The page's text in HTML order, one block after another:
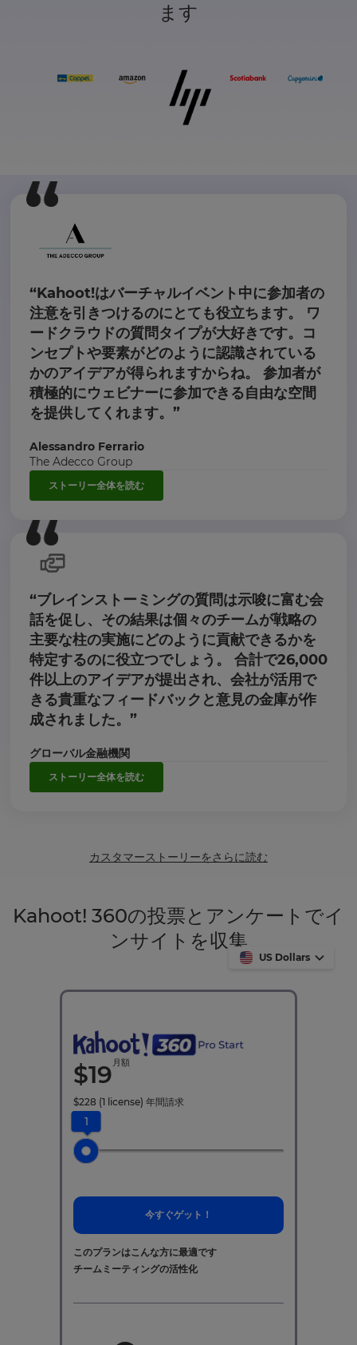
ます
“Kahoot!はバーチャルイベント中に参加者の
注意を引きつけるのにとても役立ちます。 ワ
ードクラウドの質問タイプが大好きです。コ
ンセプトや要素がどのように認識されている
かのアイデアが得られますからね。 参加者が
積極的にウェビナーに参加できる自由な空間
を提供してくれます。”
Alessandro Ferrario
The Adecco Group
ストーリー全体を読む
“ブレインストーミングの質問は示唆に富む会
話を促し、その結果は個々のチームが戦略の
主要な柱の実施にどのように貢献できるかを
特定するのに役立つでしょう。 合計で26,000
件以上のアイデアが提出され、会社が活用で
きる貴重なフィードバックと意見の金庫が作
成されました。”
グローバル金融機関
ストーリー全体を読む
カスタマーストーリーをさらに読む
Kahoot! 360の投票とアンケートでイ
ンサイトを収集
US Dollars
$19 月額
$228 (1 license) 年間請求
1
今すぐゲット！
このプランはこんな方に最適です
チームミーティングの活性化